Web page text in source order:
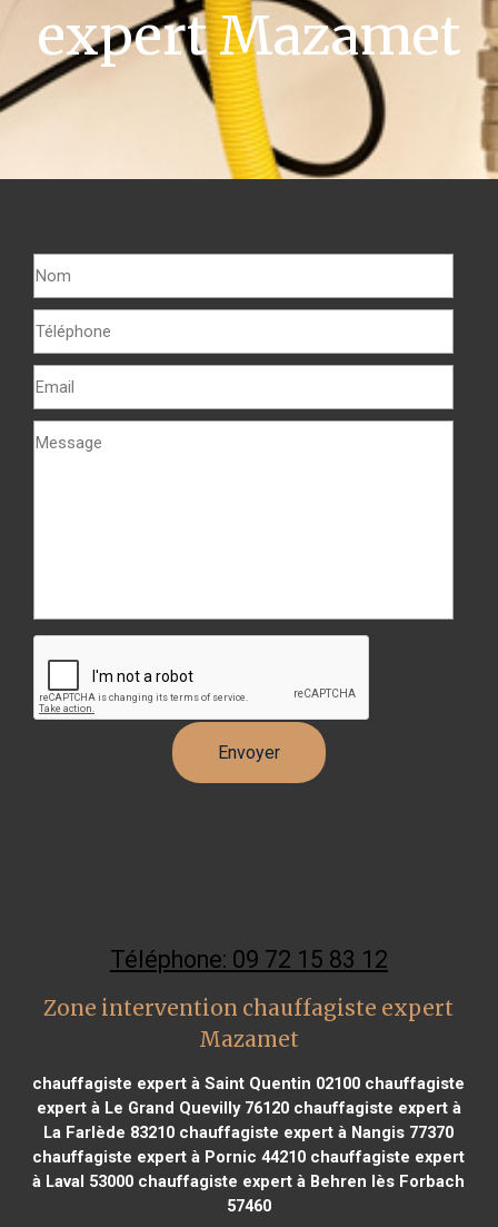
expert Mazamet
Téléphone: 09 72 15 83 12
Zone intervention chauffagiste expert
Mazamet
chauffagiste expert à Saint Quentin 02100 chauffagiste
expert à Le Grand Quevilly 76120chauffagiste expert à
La Farlède 83210 chauffagiste expert à Nangis 77370
chauffagiste expert à Pornic 44210 chauffagiste expert
à Laval 53000 chauffagiste expert à Behren lès Forbach
57460